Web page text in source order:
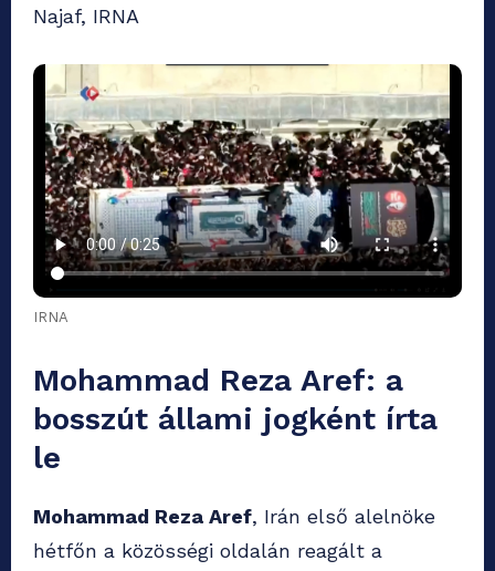
Najaf, IRNA
IRNA
Mohammad Reza Aref: a
bosszút állami jogként írta
le
Mohammad Reza Aref, Irán első alelnöke
hétfőn a közösségi oldalán reagált a